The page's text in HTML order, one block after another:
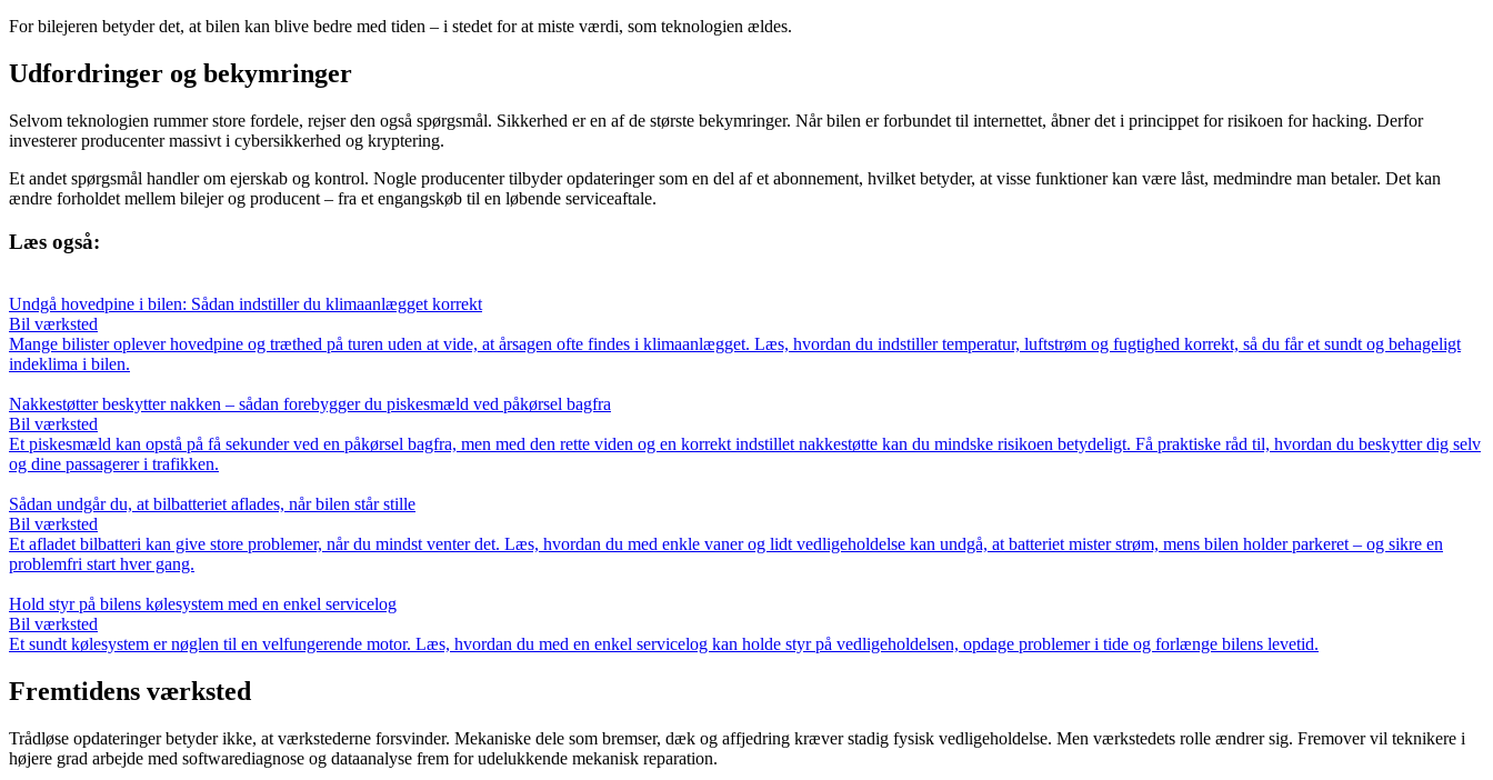
For bilejeren betyder det, at bilen kan blive bedre med tiden – i stedet for at miste værdi, som teknologien ældes.
Udfordringer og bekymringer
Selvom teknologien rummer store fordele, rejser den også spørgsmål. Sikkerhed er en af de største bekymringer. Når bilen er forbundet til internettet, åbner det i princippet for risikoen for hacking. Derfor
investerer producenter massivt i cybersikkerhed og kryptering.
Et andet spørgsmål handler om ejerskab og kontrol. Nogle producenter tilbyder opdateringer som en del af et abonnement, hvilket betyder, at visse funktioner kan være låst, medmindre man betaler. Det kan
ændre forholdet mellem bilejer og producent – fra et engangskøb til en løbende serviceaftale.
Læs også:
Undgå hovedpine i bilen: Sådan indstiller du klimaanlægget korrekt
Bil værksted
Mange bilister oplever hovedpine og træthed på turen uden at vide, at årsagen ofte findes i klimaanlægget. Læs, hvordan du indstiller temperatur, luftstrøm og fugtighed korrekt, så du får et sundt og behageligt
indeklima i bilen.
Nakkestøtter beskytter nakken – sådan forebygger du piskesmæld ved påkørsel bagfra
Bil værksted
Et piskesmæld kan opstå på få sekunder ved en påkørsel bagfra, men med den rette viden og en korrekt indstillet nakkestøtte kan du mindske risikoen betydeligt. Få praktiske råd til, hvordan du beskytter dig selv
og dine passagerer i trafikken.
Sådan undgår du, at bilbatteriet aflades, når bilen står stille
Bil værksted
Et afladet bilbatteri kan give store problemer, når du mindst venter det. Læs, hvordan du med enkle vaner og lidt vedligeholdelse kan undgå, at batteriet mister strøm, mens bilen holder parkeret – og sikre en
problemfri start hver gang.
Hold styr på bilens kølesystem med en enkel servicelog
Bil værksted
Et sundt kølesystem er nøglen til en velfungerende motor. Læs, hvordan du med en enkel servicelog kan holde styr på vedligeholdelsen, opdage problemer i tide og forlænge bilens levetid.
Fremtidens værksted
Trådløse opdateringer betyder ikke, at værkstederne forsvinder. Mekaniske dele som bremser, dæk og affjedring kræver stadig fysisk vedligeholdelse. Men værkstedets rolle ændrer sig. Fremover vil teknikere i
højere grad arbejde med softwarediagnose og dataanalyse frem for udelukkende mekanisk reparation.